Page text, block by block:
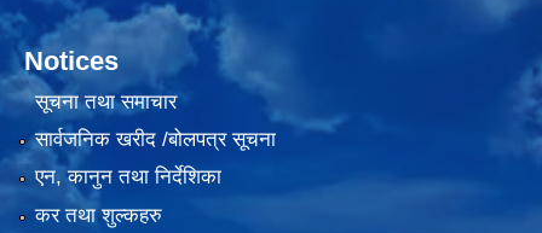
Notices
सूचना तथा समाचार
सार्वजनिक खरीद /बोलपत्र सूचना
एन, कानुन तथा निर्देशिका
कर तथा शुल्कहरु